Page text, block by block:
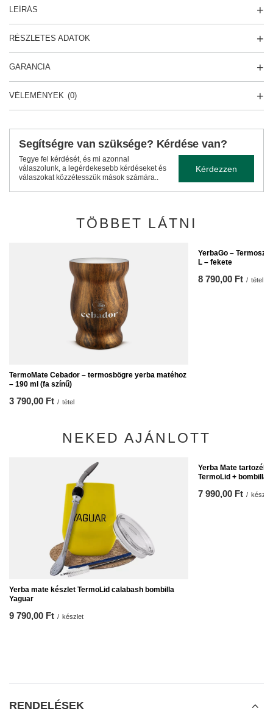
LEÍRÁS
RÉSZLETES ADATOK
GARANCIA
VÉLEMÉNYEK (0)
Segítségre van szüksége? Kérdése van?
Tegye fel kérdését, és mi azonnal
válaszolunk, a legérdekesebb kérdéseket és
válaszokat közzétesszük mások számára..
Kérdezzen
TÖBBET LÁTNI
TermoMate Cebador – termosbögre yerba matéhoz
– 190 ml (fa színű)
3 790,00 Ft / tétel
YerbaGo – Termosz
L – fekete
8 790,00 Ft / tétel
NEKED AJÁNLOTT
Yerba mate készlet TermoLid calabash bombilla
Yaguar
9 790,00 Ft / készlet
Yerba Mate
TermoLid + bombilla
7 990,00 Ft / készlet
RENDELÉSEK